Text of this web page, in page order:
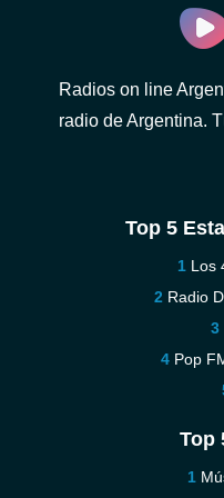
Radios on line
radio de Argentina.
Top 5
Los
Radio
Pop
Top